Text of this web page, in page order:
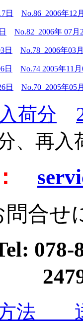
日 No.86 2006年12
No.82 2006年 07月
日 No.78 2006年03
日 No.74 2005年11
日 No.70 2005年05
荷分
、再
問合せ
方法